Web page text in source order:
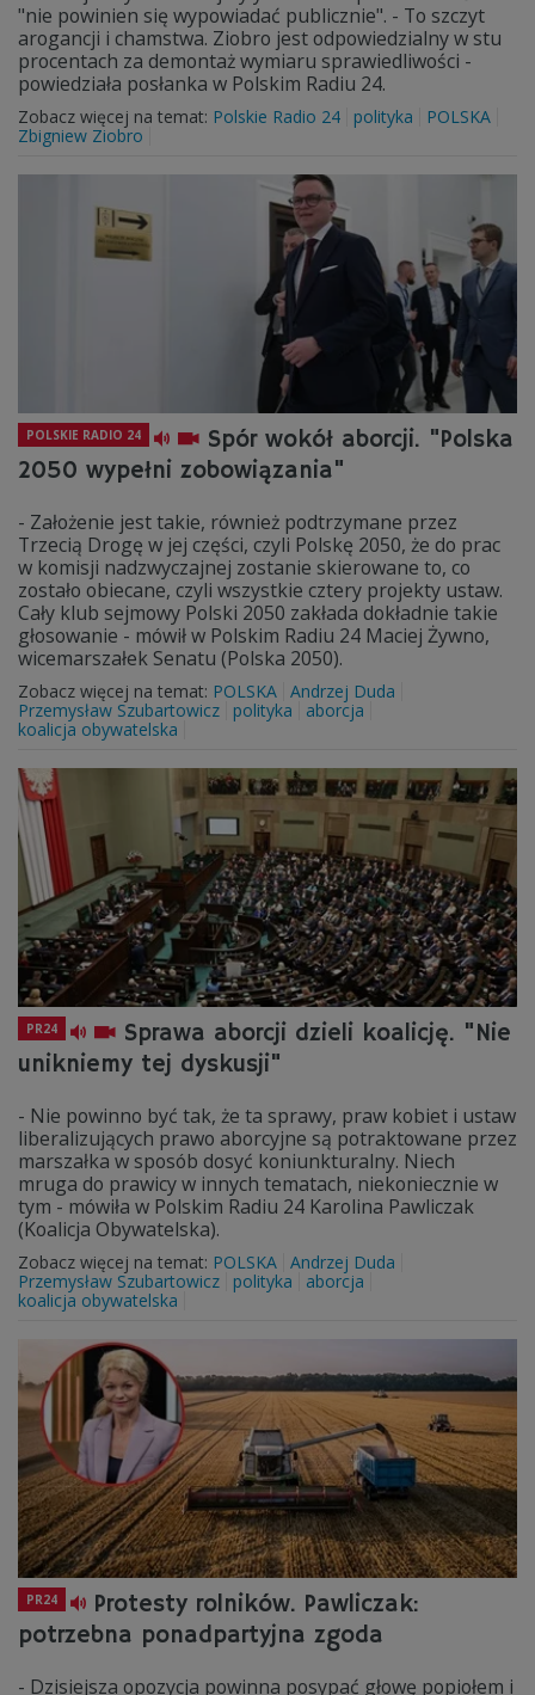
"nie powinien się wypowiadać publicznie". - To szczyt
arogancji i chamstwa. Ziobro jest odpowiedzialny w stu
procentach za demontaż wymiaru sprawiedliwości -
powiedziała posłanka w Polskim Radiu 24.
Zobacz więcej na temat: Polskie Radio 24 polityka
POLSKA
Zbigniew Ziobro
POLSKIE RADIO 24
Spór wokół aborcji. "Polska
2050 wypełni zobowiązania"
- Założenie jest takie, również podtrzymane przez
Trzecią Drogę w jej części, czyli Polskę 2050, że do prac
w komisji nadzwyczajnej zostanie skierowane to, co
zostało obiecane, czyli wszystkie cztery projekty ustaw.
Cały klub sejmowy Polski 2050 zakłada dokładnie takie
głosowanie - mówił w Polskim Radiu 24 Maciej Żywno,
wicemarszałek Senatu (Polska 2050).
Zobacz więcej na temat: POLSKA Andrzej Duda
Przemysław Szubartowicz
polityka
aborcja
koalicja obywatelska
PR24
Sprawa aborcji dzieli koalicję. "Nie
unikniemy tej dyskusji"
- Nie powinno być tak, że ta sprawy, praw kobiet i ustaw
liberalizujących prawo aborcyjne są potraktowane przez
marszałka w sposób dosyć koniunkturalny. Niech
mruga do prawicy w innych tematach, niekoniecznie w
tym - mówiła w Polskim Radiu 24 Karolina Pawliczak
(Koalicja Obywatelska).
Zobacz więcej na temat: POLSKA Andrzej Duda
Przemysław Szubartowicz
polityka
aborcja
koalicja obywatelska
PR24
Protesty rolników. Pawliczak:
potrzebna ponadpartyjna zgoda
- Dzisiejsza opozycja powinna posypać głowę popiołem i